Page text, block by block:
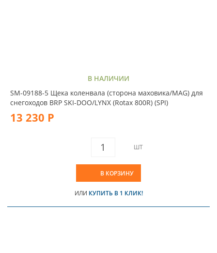
В НАЛИЧИИ
SM-09188-5 Щека коленвала (сторона маховика/MAG) для
снегоходов BRP SKI-DOO/LYNX (Rotax 800R) (SPI)
13 230 Р
ШТ
В КОРЗИНУ
ИЛИ КУПИТЬ В 1 КЛИК!